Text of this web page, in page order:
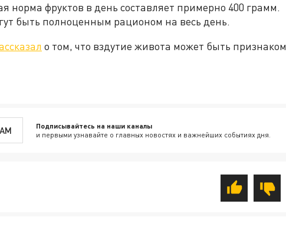
норма фруктов в день составляет примерно 400 грамм.
быть полноценным рационом на весь день.
о том, что вздутие живота может быть признаком
Подписывайтесь на наши каналы
и первыми узнавайте о главных новостях и важнейших событиях дня.